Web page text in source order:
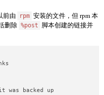
前由
rpm 安装的文件，但 rpm 本
删除 %post
脚本创建的链接并
was backed up